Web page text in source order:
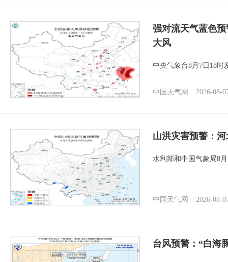
强对流天气蓝色
大风
中央气象台8月7日18时
中国天气网 2026-08-
山洪灾害预警：
水利部和中国气象局8
中国天气网 2026-08-
台风预警：“白海